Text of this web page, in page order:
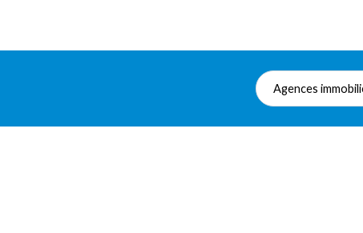
Agences